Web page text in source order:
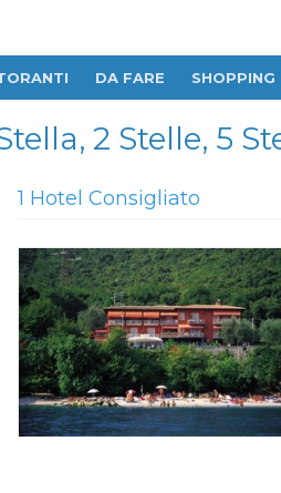
DA FARE SHOPPING
2 Stelle, 5
1 Hotel Consigliato